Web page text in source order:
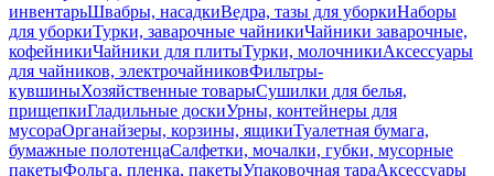
инвентарьШвабры, насадкиВедра, тазы для уборкиНаборы
для уборкиТурки, заварочные чайникиЧайники заварочные,
кофейникиЧайники для плитыТурки, молочникиАксессуары
для чайников, электрочайниковФильтры-
кувшиныХозяйственные товарыСушилки для белья,
прищепкиГладильные доскиУрны, контейнеры для
мусораОрганайзеры, корзины, ящикиТуалетная бумага,
бумажные полотенцаСалфетки, мочалки, губки, мусорные
пакетыФольга, пленка, пакетыУпаковочная тараАксессуары